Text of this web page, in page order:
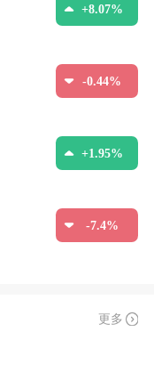
+8.07%
-0.44%
+1.95%
-7.4%
更多